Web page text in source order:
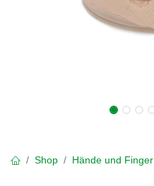
Shop Hände und Finger